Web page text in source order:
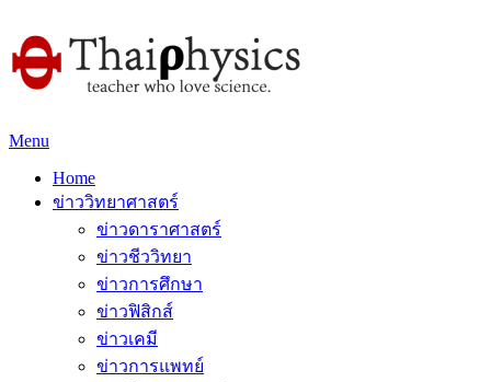
Menu
Home
ข่าววิทยาศาสตร์
ข่าวดาราศาสตร์
ข่าวชีววิทยา
ข่าวการศึกษา
ข่าวฟิสิกส์
ข่าวเคมี
ข่าวการแพทย์